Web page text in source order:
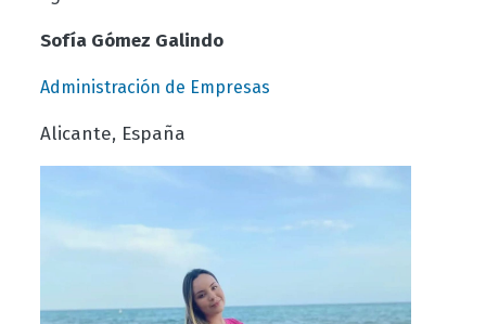
Sofía Gómez Galindo
Administración de Empresas
Alicante, España